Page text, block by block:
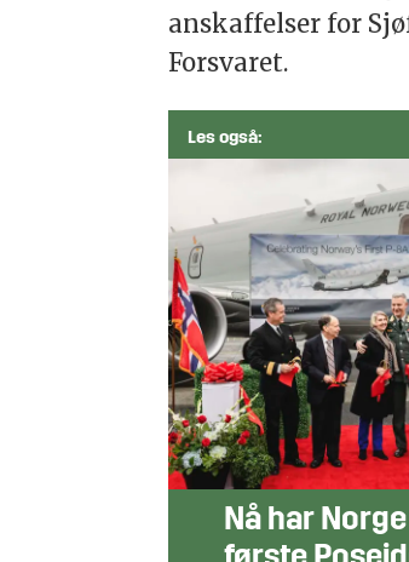
anskaffelser for
Forsvaret.
Les også:
Nå har